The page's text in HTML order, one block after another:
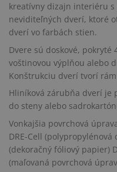
kreatívny dizajn interiéru
neviditeľných dverí, ktoré
dverí vo farbách stien.
Dvere sú doskové, pokryté
voštinovou výplňou alebo
Konštrukciu dverí tvorí
Hliníková zárubňa dverí je
do steny alebo
Vonkajšia povrchová
DRE-Cell
(dekoračný fóliový papier)
(maľovaná povrchová